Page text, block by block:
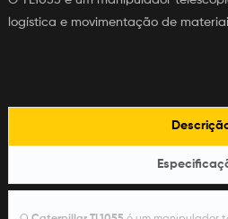
logística e movimentação de